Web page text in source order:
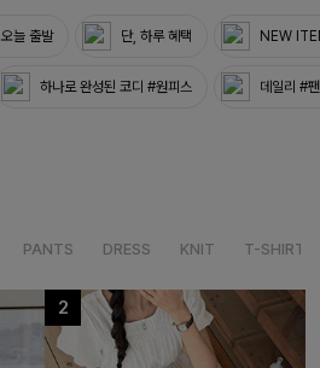
오늘 출발 단, 하루 혜택 NEW
하나로 완성된 코디 #원피스 데일리 #
PANTS DRESS KNIT T-SHIRT